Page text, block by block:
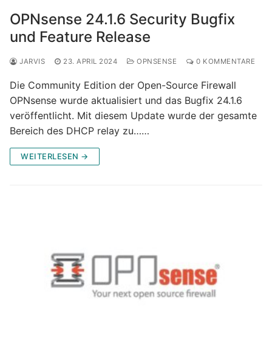
OPNsense 24.1.6 Security Bugfix
und Feature Release
JARVIS 23. APRIL 2024 OPNSENSE 0 KOMMENTARE
Die Community Edition der Open-Source Firewall
OPNsense wurde aktualisiert und das Bugfix 24.1.6
veröffentlicht. Mit diesem Update wurde der gesamte
Bereich des DHCP relay zu……
WEITERLESEN →